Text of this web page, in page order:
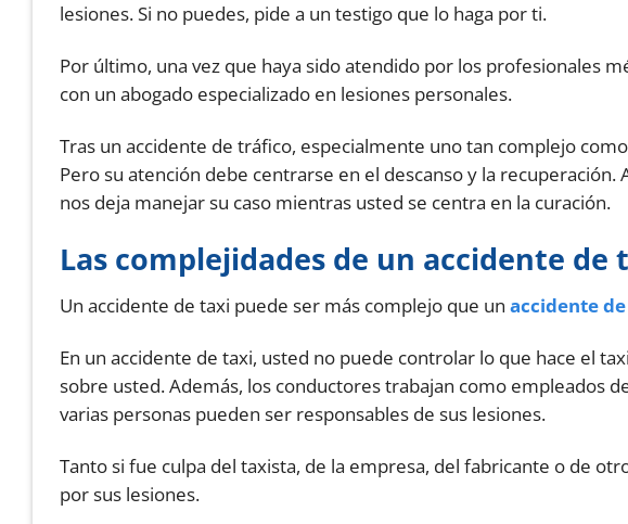
lesiones. Si no puedes, pide a un testigo que lo haga por ti.
Por último, una vez que haya sido atendido por los profesionales
con un abogado especializado en lesiones personales.
Tras un accidente de tráfico, especialmente uno tan complejo
Pero su atención debe centrarse en el descanso y la
nos deja manejar su caso mientras usted se centra en la curación.
Las complejidades de un accidente de
Un accidente de taxi puede ser más complejo que unaccidente
En un accidente de taxi, usted no puede controlar lo que hace el
sobre usted. Además, los conductores trabajan como empleados
varias personas pueden ser responsables de sus lesiones.
Tanto si fue culpa del taxista, de la empresa, del fabricante o de
por sus lesiones.